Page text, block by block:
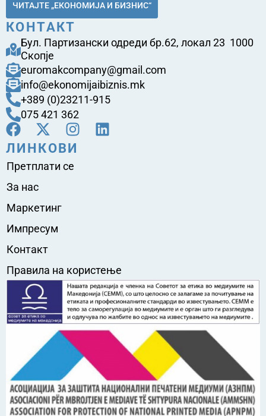
ЧИТАЈТЕ „ЕКОНОМИЈА И БИЗНИС“
КОНТАКТ
Бул. Партизански одреди бр.62, локал 23 1000
Скопје
euromakcompany@gmail.com
info@ekonomijaibiznis.mk
+389 (0)23211-915
075 421 362
ЛИНКОВИ
Претплати се
За нас
Маркетинг
Импресум
Контакт
Правила на користење